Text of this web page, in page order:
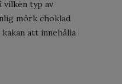
vilken typ av
mörk choklad
att innehålla